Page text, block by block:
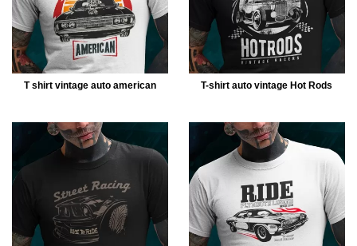
T shirt vintage auto american T-shirt auto vintage Hot Rods